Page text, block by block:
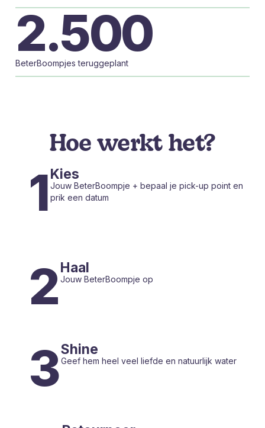
2.500
BeterBoompjes teruggeplant
Hoe werkt het?
1Kies
Jouw BeterBoompje + bepaal je pick-up point en
prik een datum
2Haal
Jouw BeterBoompje op
3Shine
Geef hem heel veel liefde en natuurlijk water